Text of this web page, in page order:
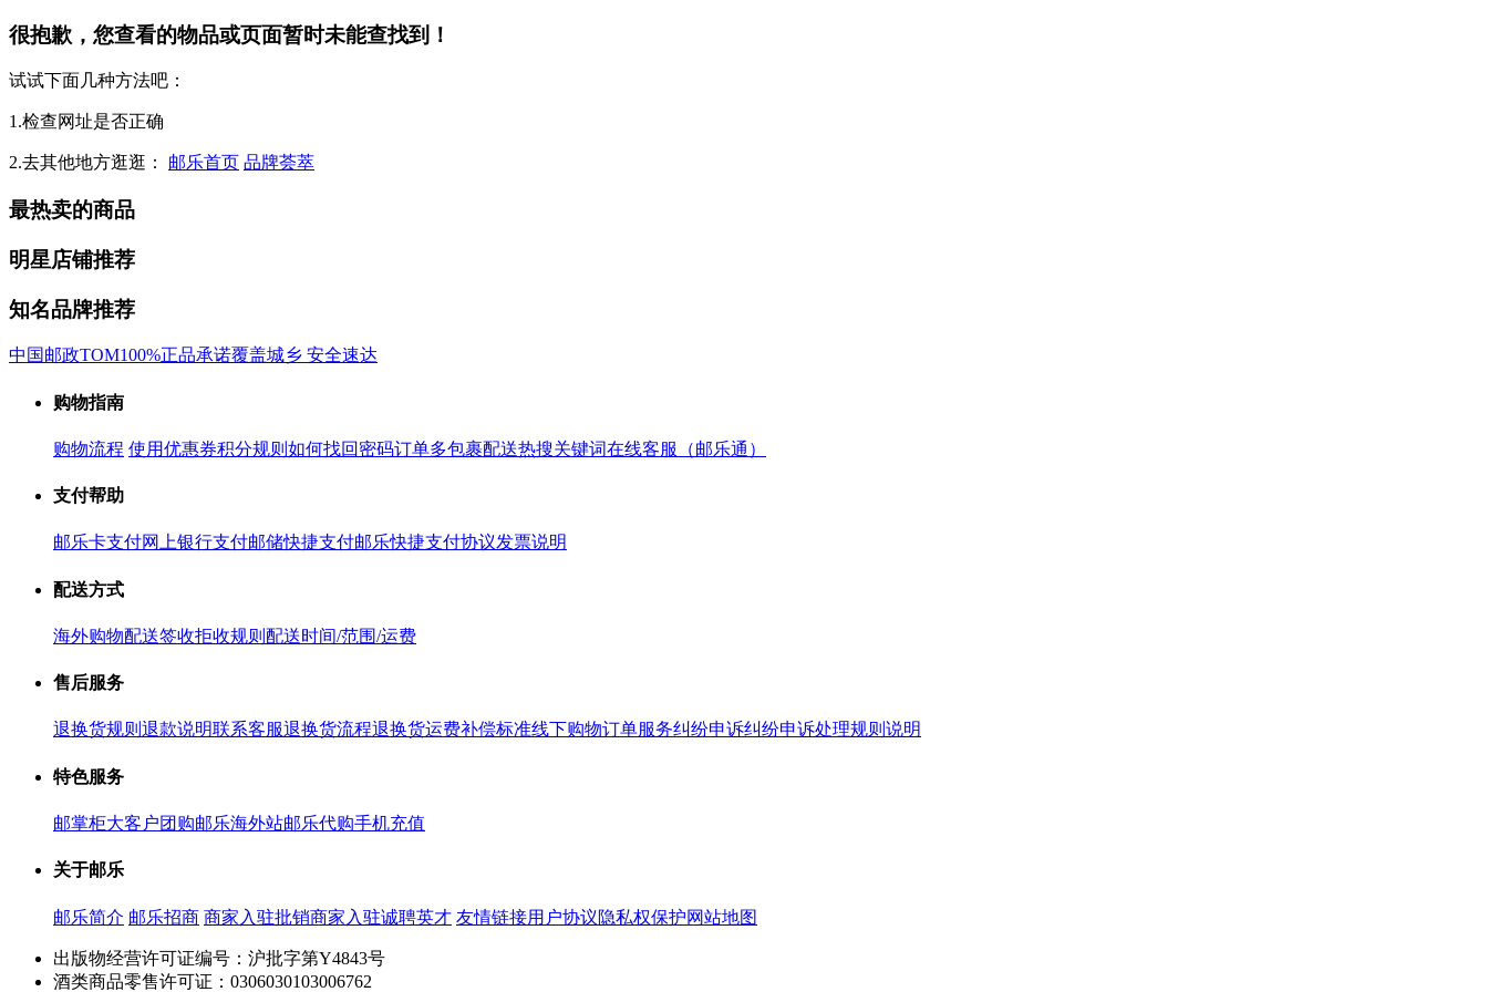
很抱歉，您查看的物品或页面暂时未能查找到！
试试下面几种方法吧：
1.检查网址是否正确
2.去其他地方逛逛： 邮乐首页 品牌荟萃
最热卖的商品
明星店铺推荐
知名品牌推荐
中国邮政TOM100%正品承诺覆盖城乡 安全速达
购物指南
购物流程 使用优惠券积分规则 如何找回密码订单多包裹配送热搜关键词在线客服（邮乐通）
支付帮助
邮乐卡支付网上银行支付邮储快捷支付邮乐快捷支付协议发票说明
配送方式
海外购物配送签收拒收规则 配送时间/范围/运费
售后服务
退换货规则 退款说明联系客服退换货流程退换货运费补偿标准线下购物订单服务纠纷申诉纠纷申诉处理规则说明
特色服务
邮掌柜大客户团购邮乐海外站邮乐代购手机充值
关于邮乐
邮乐简介 邮乐招商 商家入驻批销商家入驻诚聘英才 友情链接用户协议隐私权保护网站地图
出版物经营许可证编号：沪批字第Y4843号
酒类商品零售许可证：0306030103006762